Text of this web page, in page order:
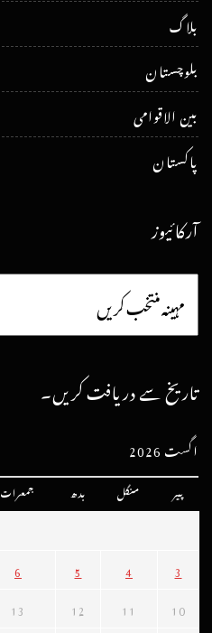
بلاگ
بلوچستان
بین الاقوامی
پاکستان
آرکائیوز
تاریخ سے دریافت کریں۔
اگست 2026
پیر منگل بدھ جمعرات
3
4
5
6
10
11
12
13